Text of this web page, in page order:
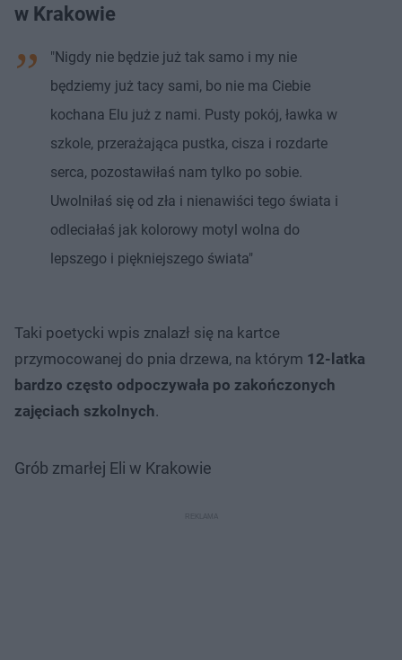
w Krakowie
"Nigdy nie będzie już tak samo i my nie
będziemy już tacy sami, bo nie ma Ciebie
kochana Elu już z nami. Pusty pokój, ławka w
szkole, przerażająca pustka, cisza i rozdarte
serca, pozostawiłaś nam tylko po sobie.
Uwolniłaś się od zła i nienawiści tego świata i
odleciałaś jak kolorowy motyl wolna do
lepszego i piękniejszego świata"
Taki poetycki wpis znalazł się na kartce
przymocowanej do pnia drzewa, na którym 12-latka
bardzo często odpoczywała po zakończonych
zajęciach szkolnych.
Grób zmarłej Eli w Krakowie